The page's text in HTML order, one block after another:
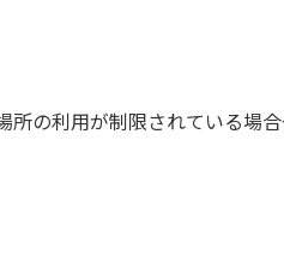
の利用が制限されている場